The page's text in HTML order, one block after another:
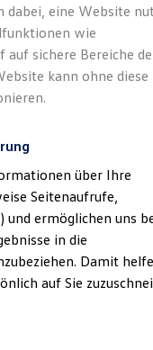
Leasing
Der
dabei, eine Website
wie
sichere Bereiche
kann ohne diese
über Ihre
Seitenaufrufe,
und ermöglichen uns
in die
Damit
auf Sie